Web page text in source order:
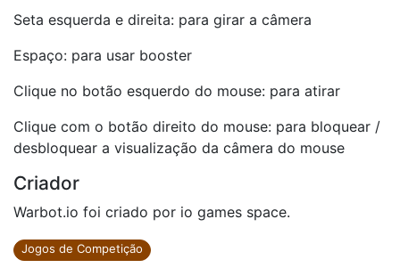
Seta esquerda e direita: para girar a câmera
Espaço: para usar booster
Clique no botão esquerdo do mouse: para atirar
Clique com o botão direito do mouse: para bloquear /
desbloquear a visualização da câmera do mouse
Criador
Warbot.io foi criado por io games space.
Jogos de Competição